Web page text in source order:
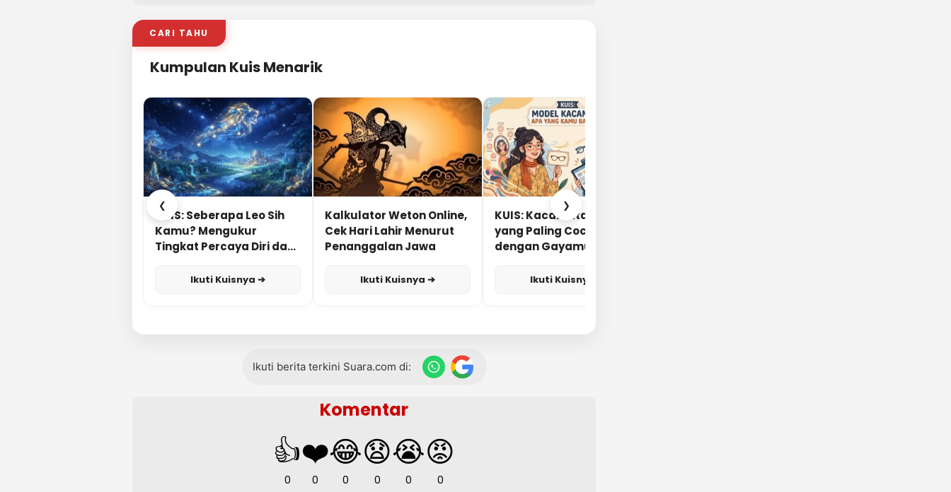
CARI TAHU
Kumpulan Kuis Menarik
❮
KUIS: Seberapa Leo Sih
Kamu? Mengukur
Tingkat Percaya Diri dan
Ikuti Kuisnya ➔
Kalkulator Weton Online,
Cek Hari Lahir Menurut
Penanggalan Jawa
Ikuti Kuisnya ➔
KUIS: Kacamata Apa
yang Paling Cocok
dengan Gayamu?
Ikuti Kuisnya ➔
❯
Ikuti berita terkini Suara.com di:
Komentar
👍
0
❤️
0
😂
0
😧
0
😭
0
😡
0